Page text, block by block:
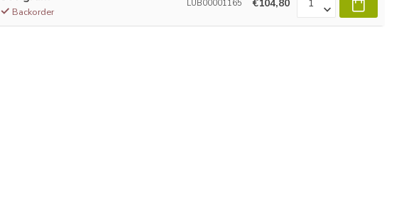
Backorder
LUB00001165 €104,80